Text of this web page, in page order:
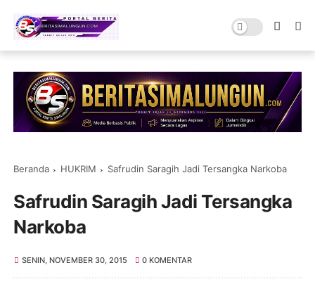
Beranda HUKRIM Safrudin Saragih Jadi Tersangka Narkoba
Safrudin Saragih Jadi Tersangka
Narkoba
SENIN, NOVEMBER 30, 2015 0 KOMENTAR